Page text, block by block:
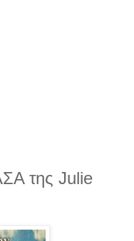
της Julie